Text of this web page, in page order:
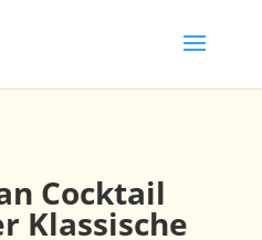
Cocktail
Klassische